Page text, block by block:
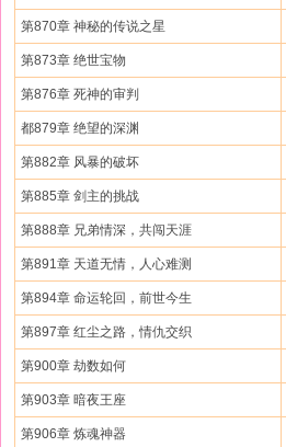
第870章 神秘的传说之星
第873章 绝世宝物
第876章 死神的审判
都879章 绝望的深渊
第882章 风暴的破坏
第885章 剑主的挑战
第888章 兄弟情深，共闯天涯
第891章 天道无情，人心难测
第894章 命运轮回，前世今生
第897章 红尘之路，情仇交织
第900章 劫数如何
第903章 暗夜王座
第906章 炼魂神器